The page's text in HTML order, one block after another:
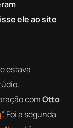
ele ao site
estava
comOtto
”. Foi a segunda